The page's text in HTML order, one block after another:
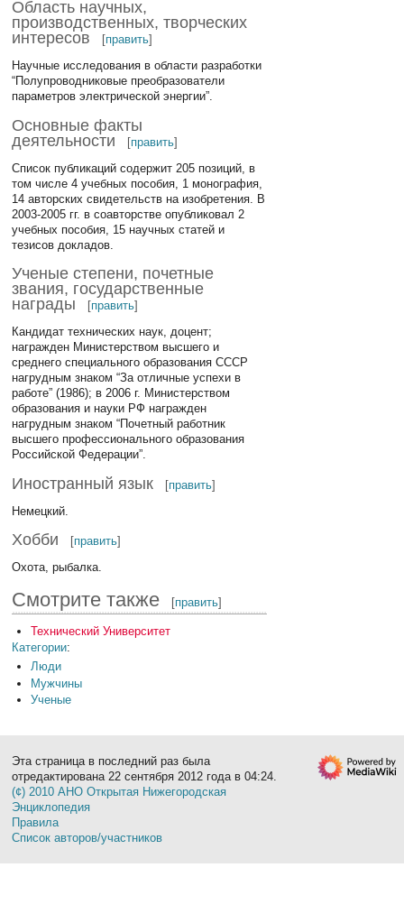
Область научных,
производственных, творческих
интересов
[править]
Научные исследования в области разработки
“Полупроводниковые преобразователи
параметров электрической энергии”.
Основные факты
деятельности
[править]
Список публикаций содержит 205 позиций, в
том числе 4 учебных пособия, 1 монография,
14 авторских свидетельств на изобретения. В
2003-2005 гг. в соавторстве опубликовал 2
учебных пособия, 15 научных статей и
тезисов докладов.
Ученые степени, почетные
звания, государственные
награды
[править]
Кандидат технических наук, доцент;
награжден Министерством высшего и
среднего специального образования СССР
нагрудным знаком “За отличные успехи в
работе” (1986); в 2006 г. Министерством
образования и науки РФ награжден
нагрудным знаком “Почетный работник
высшего профессионального образования
Российской Федерации”.
Иностранный язык [править]
Немецкий.
Хобби [править]
Охота, рыбалка.
Смотрите также [править]
Технический Университет
Категории:
Люди
Мужчины
Ученые
Эта страница в последний раз была
отредактирована 22 сентября 2012 года в 04:24.
(¢) 2010 АНО Открытая Нижегородская
Энциклопедия
Правила
Список авторов/участников